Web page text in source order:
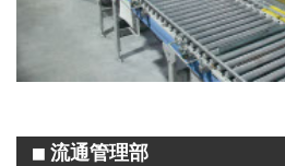
■ 流通管理部